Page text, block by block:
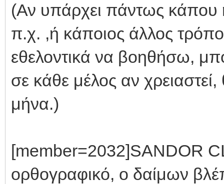
(Αν υπάρχει πάντως κάπου
π.χ. ,ή κάποιος άλλος
εθελοντικά να βοηθήσω,
σε κάθε μέλος αν
μήνα.)
[member=2032]SANDOR
ορθογραφικό, ο δαίμων